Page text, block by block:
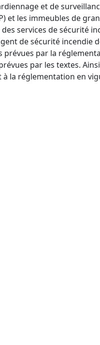
et de
et les immeubles de
services de sécurité
de sécurité
prévues par la
par les textes.
la réglementation en